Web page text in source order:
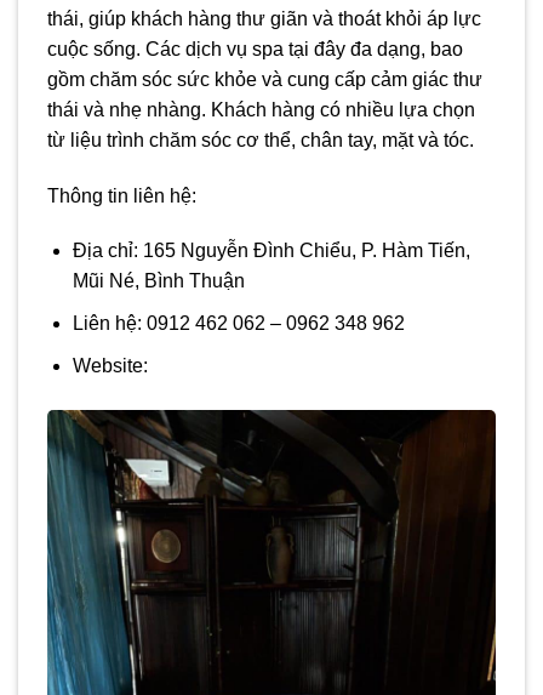
thái, giúp khách hàng thư giãn và thoát khỏi áp lực
cuộc sống. Các dịch vụ spa tại đây đa dạng, bao
gồm chăm sóc sức khỏe và cung cấp cảm giác thư
thái và nhẹ nhàng. Khách hàng có nhiều lựa chọn
từ liệu trình chăm sóc cơ thể, chân tay, mặt và tóc.
Thông tin liên hệ:
Địa chỉ: 165 Nguyễn Đình Chiểu, P. Hàm Tiến,
Mũi Né, Bình Thuận
Liên hệ: 0912 462 062 – 0962 348 962
Website: